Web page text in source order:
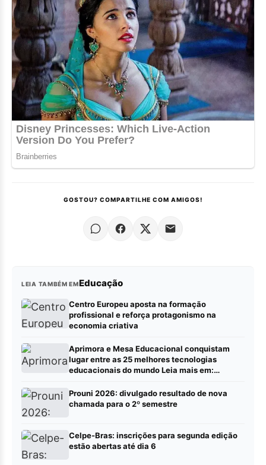
GOSTOU? COMPARTILHE COM AMIGOS!
LEIA TAMBÉM EMEducação
Centro Europeu aposta na formação
profissional e reforça protagonismo na
economia criativa
Aprimora e Mesa Educacional conquistam
lugar entre as 25 melhores tecnologias
educacionais do mundo Leia mais em:
pauta – Portalrbn)
Prouni 2026: divulgado resultado de nova
chamada para o 2º semestre
Celpe-Bras: inscrições para segunda edição
estão abertas até dia 6